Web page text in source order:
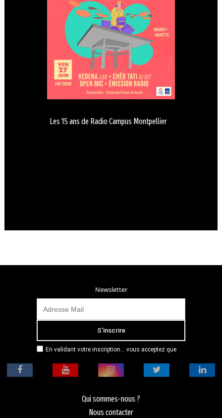
Les 15 ans de Radio Campus Montpellier
Newsletter
En validant votre inscription... vous acceptez que
adresse email dans le but de vous envoyer
mensuellement sa lettre d’informations. Pour plus
politique de confidentialité.
Qui sommes-nous ?
Nous contacter